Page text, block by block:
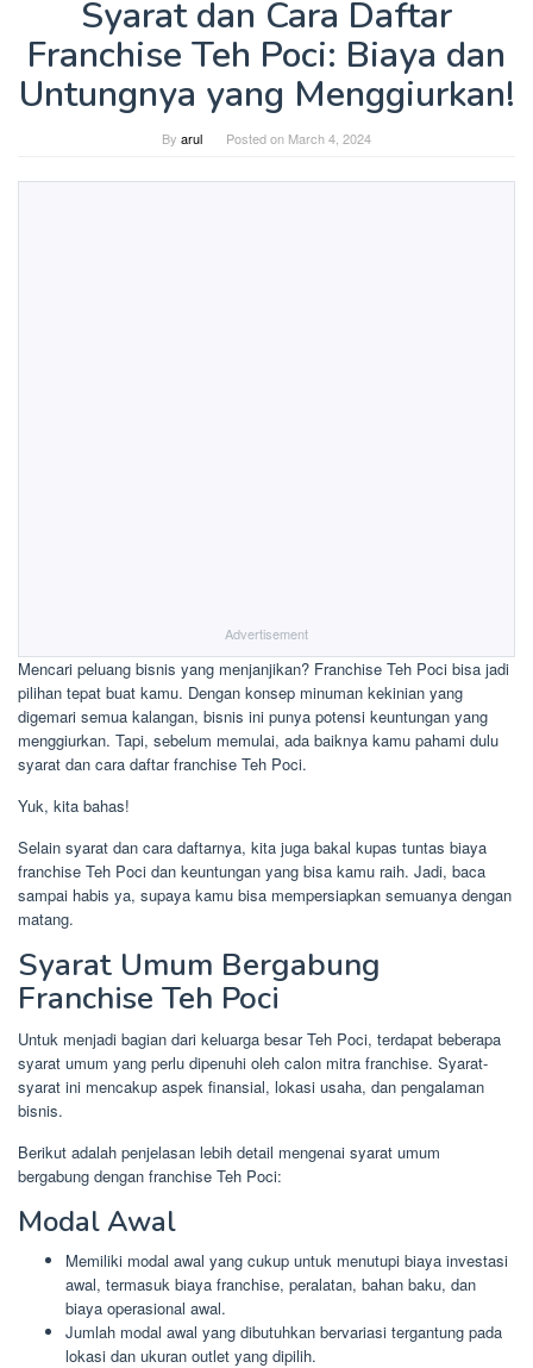
Syarat dan Cara Daftar
Franchise Teh Poci: Biaya dan
Untungnya yang Menggiurkan!
By arul Posted on March 4, 2024
Advertisement
Mencari peluang bisnis yang menjanjikan? Franchise Teh Poci bisa jadi
pilihan tepat buat kamu. Dengan konsep minuman kekinian yang
digemari semua kalangan, bisnis ini punya potensi keuntungan yang
menggiurkan. Tapi, sebelum memulai, ada baiknya kamu pahami dulu
syarat dan cara daftar franchise Teh Poci.
Yuk, kita bahas!
Selain syarat dan cara daftarnya, kita juga bakal kupas tuntas biaya
franchise Teh Poci dan keuntungan yang bisa kamu raih. Jadi, baca
sampai habis ya, supaya kamu bisa mempersiapkan semuanya dengan
matang.
Syarat Umum Bergabung
Franchise Teh Poci
Untuk menjadi bagian dari keluarga besar Teh Poci, terdapat beberapa
syarat umum yang perlu dipenuhi oleh calon mitra franchise. Syarat-
syarat ini mencakup aspek finansial, lokasi usaha, dan pengalaman
bisnis.
Berikut adalah penjelasan lebih detail mengenai syarat umum
bergabung dengan franchise Teh Poci:
Modal Awal
Memiliki modal awal yang cukup untuk menutupi biaya investasi
awal, termasuk biaya franchise, peralatan, bahan baku, dan
biaya operasional awal.
Jumlah modal awal yang dibutuhkan bervariasi tergantung pada
lokasi dan ukuran outlet yang dipilih.